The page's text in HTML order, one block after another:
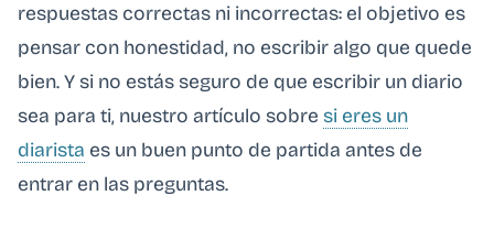
respuestas correctas ni incorrectas: el objetivo es
pensar con honestidad, no escribir algo que quede
bien. Y si no estás seguro de que escribir un diario
sea para ti, nuestro artículo sobre si eres un
diarista es un buen punto de partida antes de
entrar en las preguntas.